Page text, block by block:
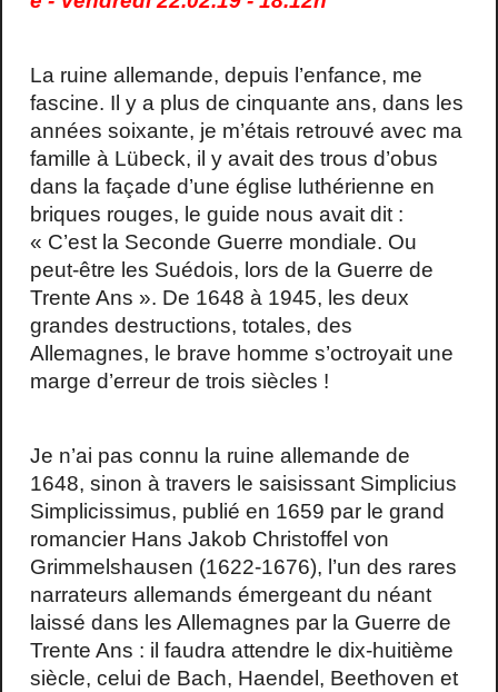
La ruine allemande, depuis l’enfance, me
fascine. Il y a plus de cinquante ans, dans les
années soixante, je m’étais retrouvé avec ma
famille à Lübeck, il y avait des trous d’obus
dans la façade d’une église luthérienne en
briques rouges, le guide nous avait dit :
« C’est la Seconde Guerre mondiale. Ou
peut-être les Suédois, lors de la Guerre de
Trente Ans ». De 1648 à 1945, les deux
grandes destructions, totales, des
Allemagnes, le brave homme s’octroyait une
marge d’erreur de trois siècles !
Je n’ai pas connu la ruine allemande de
1648, sinon à travers le saisissant Simplicius
Simplicissimus, publié en 1659 par le grand
romancier Hans Jakob Christoffel von
Grimmelshausen (1622-1676), l’un des rares
narrateurs allemands émergeant du néant
laissé dans les Allemagnes par la Guerre de
Trente Ans : il faudra attendre le dix-huitième
siècle, celui de Bach, Haendel, Beethoven et